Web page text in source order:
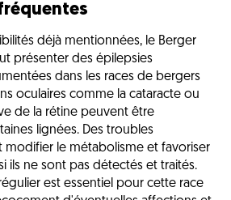
déjà mentionnées, le Berger
présenter des épilepsies
dans les races de bergers
oculaires comme la cataracte ou
de la rétine peuvent être
lignées. Des troubles
modifier le métabolisme et favoriser
ils ne sont pas détectés et traités.
est essentiel pour cette race